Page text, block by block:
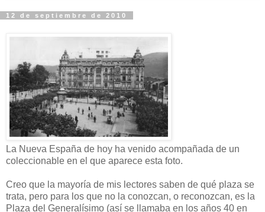
12 de septiembre de 2010
La Nueva España de hoy ha venido acompañada de un
coleccionable en el que aparece esta foto.
Creo que la mayoría de mis lectores saben de qué plaza se
trata, pero para los que no la conozcan, o reconozcan, es la
Plaza del Generalísimo (así se llamaba en los años 40 en